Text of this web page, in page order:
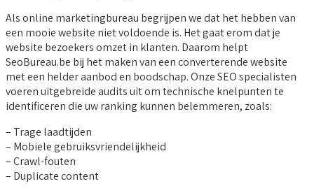
Als online marketingbureau begrijpen we dat het hebben van
een mooie website niet voldoende is. Het gaat erom dat je
website bezoekers omzet in klanten. Daarom helpt
SeoBureau.be bij het maken van een converterende website
met een helder aanbod en boodschap. Onze SEO specialisten
voeren uitgebreide audits uit om technische knelpunten te
identificeren die uw ranking kunnen belemmeren, zoals:
– Trage laadtijden
– Mobiele gebruiksvriendelijkheid
– Crawl-fouten
– Duplicate content